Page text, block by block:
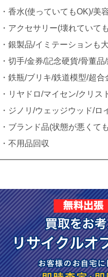
・香水(使っていてもOK)/美
・アクセサリー(壊れていて
・銀製品/イミテーションも
・切手/金券/記念硬貨/骨董
・鉄瓶/ブリキ/鉄道模型/超
・リヤドロ/マイセン/クリス
・ジノリ/ウェッジウッド/ロ
・ブランド品(状態が悪くて
・不用品回収